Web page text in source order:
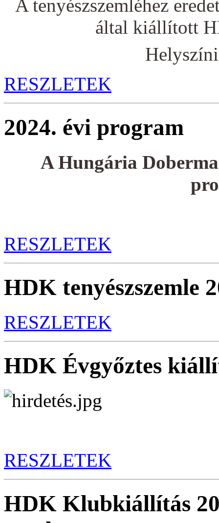
A tenyészszemléhez
által kiállított
RESZLETEK
2024. évi program
A Hungária
RESZLETEK
HDK tenyészszemle
RESZLETEK
HDK Évgyőztes
RESZLETEK
HDK Klubkiállítás